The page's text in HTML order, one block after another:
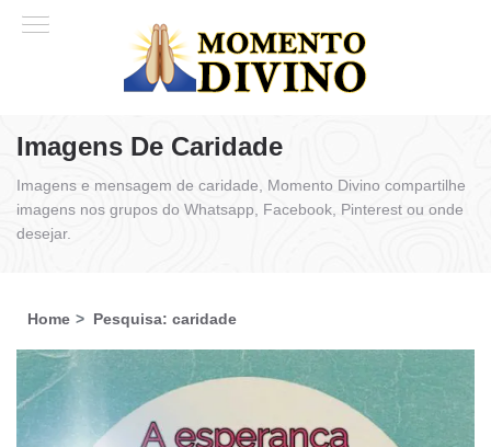
Imagens De Caridade
Imagens e mensagem de caridade, Momento Divino compartilhe
imagens nos grupos do Whatsapp, Facebook, Pinterest ou onde
desejar.
Home Pesquisa: caridade